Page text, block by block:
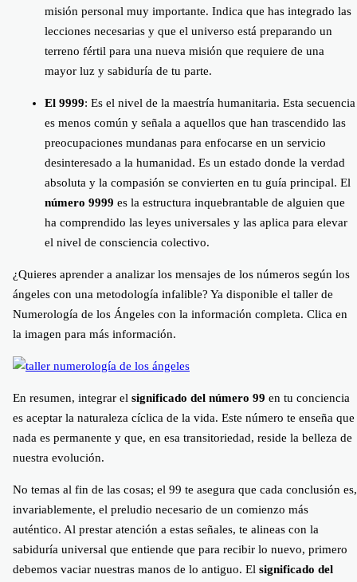
misión personal muy importante. Indica que has integrado las
lecciones necesarias y que el universo está preparando un
terreno fértil para una nueva misión que requiere de una
mayor luz y sabiduría de tu parte.
El 9999: Es el nivel de la maestría humanitaria. Esta secuencia
es menos común y señala a aquellos que han trascendido las
preocupaciones mundanas para enfocarse en un servicio
desinteresado a la humanidad. Es un estado donde la verdad
absoluta y la compasión se convierten en tu guía principal. El
número 9999 es la estructura inquebrantable de alguien que
ha comprendido las leyes universales y las aplica para elevar
el nivel de consciencia colectivo.
¿Quieres aprender a analizar los mensajes de los números según los
ángeles con una metodología infalible? Ya disponible el taller de
Numerología de los Ángeles con la información completa. Clica en
la imagen para más información.
En resumen, integrar el significado del número 99 en tu conciencia
es aceptar la naturaleza cíclica de la vida. Este número te enseña que
nada es permanente y que, en esa transitoriedad, reside la belleza de
nuestra evolución.
No temas al fin de las cosas; el 99 te asegura que cada conclusión es,
invariablemente, el preludio necesario de un comienzo más
auténtico. Al prestar atención a estas señales, te alineas con la
sabiduría universal que entiende que para recibir lo nuevo, primero
debemos vaciar nuestras manos de lo antiguo. El significado del